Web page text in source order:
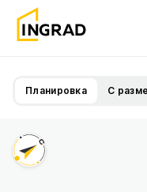
Планировка С